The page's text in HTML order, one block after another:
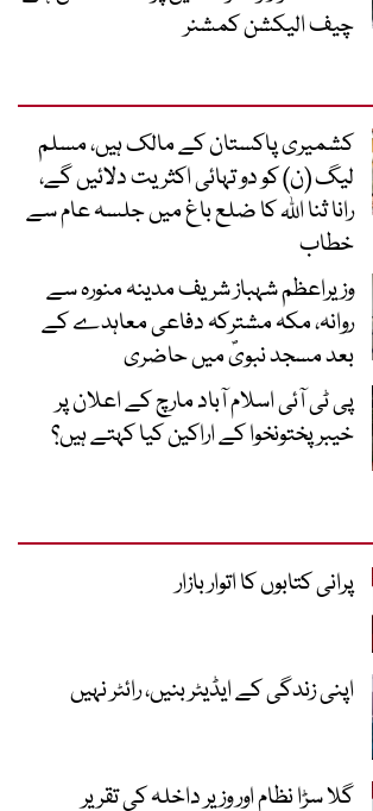
چیف الیکشن کمشنر
کشمیری پاکستان کے مالک ہیں، مسلم
لیگ (ن) کو دو تہائی اکثریت دلائیں گے،
رانا ثنا اللہ کا ضلع باغ میں جلسہ عام سے
خطاب
وزیراعظم شہباز شریف مدینہ منورہ سے
روانہ، مکہ مشترکہ دفاعی معاہدے کے
بعد مسجد نبویؐ میں حاضری
پی ٹی آئی اسلام آباد مارچ کے اعلان پر
خیبر پختونخوا کے اراکین کیا کہتے ہیں؟
پرانی کتابوں کا اتوار بازار
اپنی زندگی کے ایڈیٹر بنیں، رائٹر نہیں
گلا سڑا نظام اور وزیر داخلہ کی تقریر